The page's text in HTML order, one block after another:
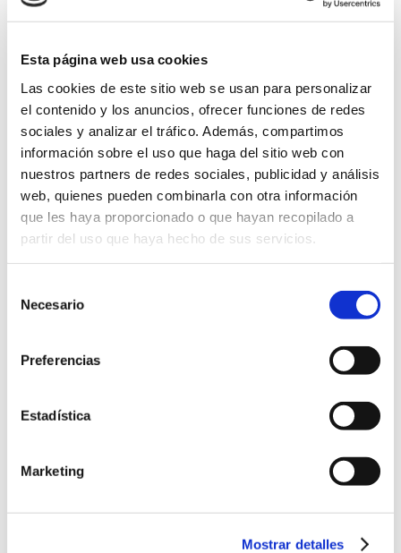
Esta página web usa cookies
Las cookies de este sitio web se usan para personalizar
el contenido y los anuncios, ofrecer funciones de redes
sociales y analizar el tráfico. Además, compartimos
información sobre el uso que haga del sitio web con
nuestros partners de redes sociales, publicidad y análisis
web, quienes pueden combinarla con otra información
que les haya proporcionado o que hayan recopilado a
partir del uso que haya hecho de sus servicios.
Necesario
Preferencias
Estadística
Marketing
Mostrar detalles
servicio ocupacional y que pueden estar
empleo ordinario.
De esta forma, conocen mejor los
apoyos que existen, ven resueltas sus
dudas a través de la voz de las personas
que ya han pasado por esa experiencia, y
también conocen la variedad de puestos
de trabajo, de manera que pueden ver el
abanico de posibilidades que ofrece el
que tienen un formato dinámico y
centros de Lantegi Batuak en Getxo,
Plazakola.